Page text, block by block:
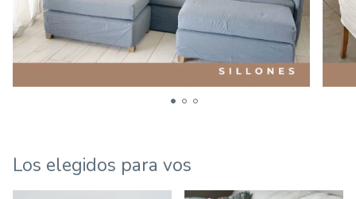
Los elegidos para vos